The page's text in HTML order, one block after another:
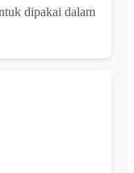
dipakai dalam